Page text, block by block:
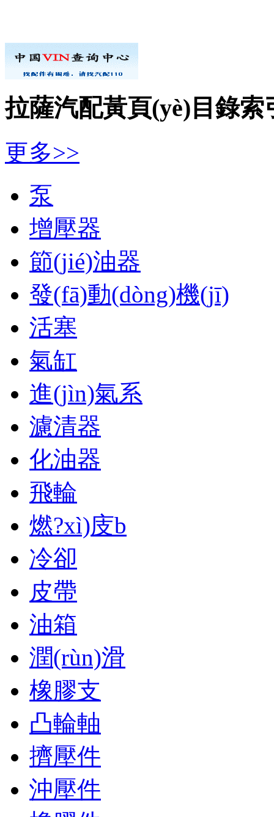
拉薩汽配黃頁(yè)目錄索
更多>>
泵
增壓器
節(jié)油器
發(fā)動(dòng)機(jī)
活塞
氣缸
進(jìn)氣系
濾清器
化油器
飛輪
燃?xì)庋b
冷卻
皮帶
油箱
潤(rùn)滑
橡膠支
凸輪軸
擠壓件
沖壓件